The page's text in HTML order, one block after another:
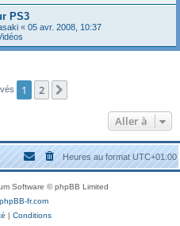
PS3
« 05 avr. 2008, 10:37
1 2
Aller à
Heures au formatUTC+01:00
Software © phpBB Limited
phpBB-fr.com
| Conditions